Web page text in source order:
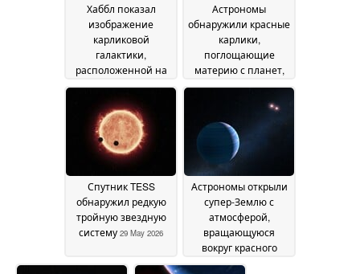
Хаббл показал
изображение
карликовой
галактики,
расположенной на
расстоянии 23
миллионов световых
лет от нас02 June 2026
Астрономы
обнаружили красные
карлики,
поглощающие
материю с планет,
похожих на Землю30
Спутник TESS
обнаружил редкую
тройную звездную
систему 29 May 2026
Астрономы открыли
супер-Землю с
атмосферой,
вращающуюся
вокруг красного
карлика26 May 2026